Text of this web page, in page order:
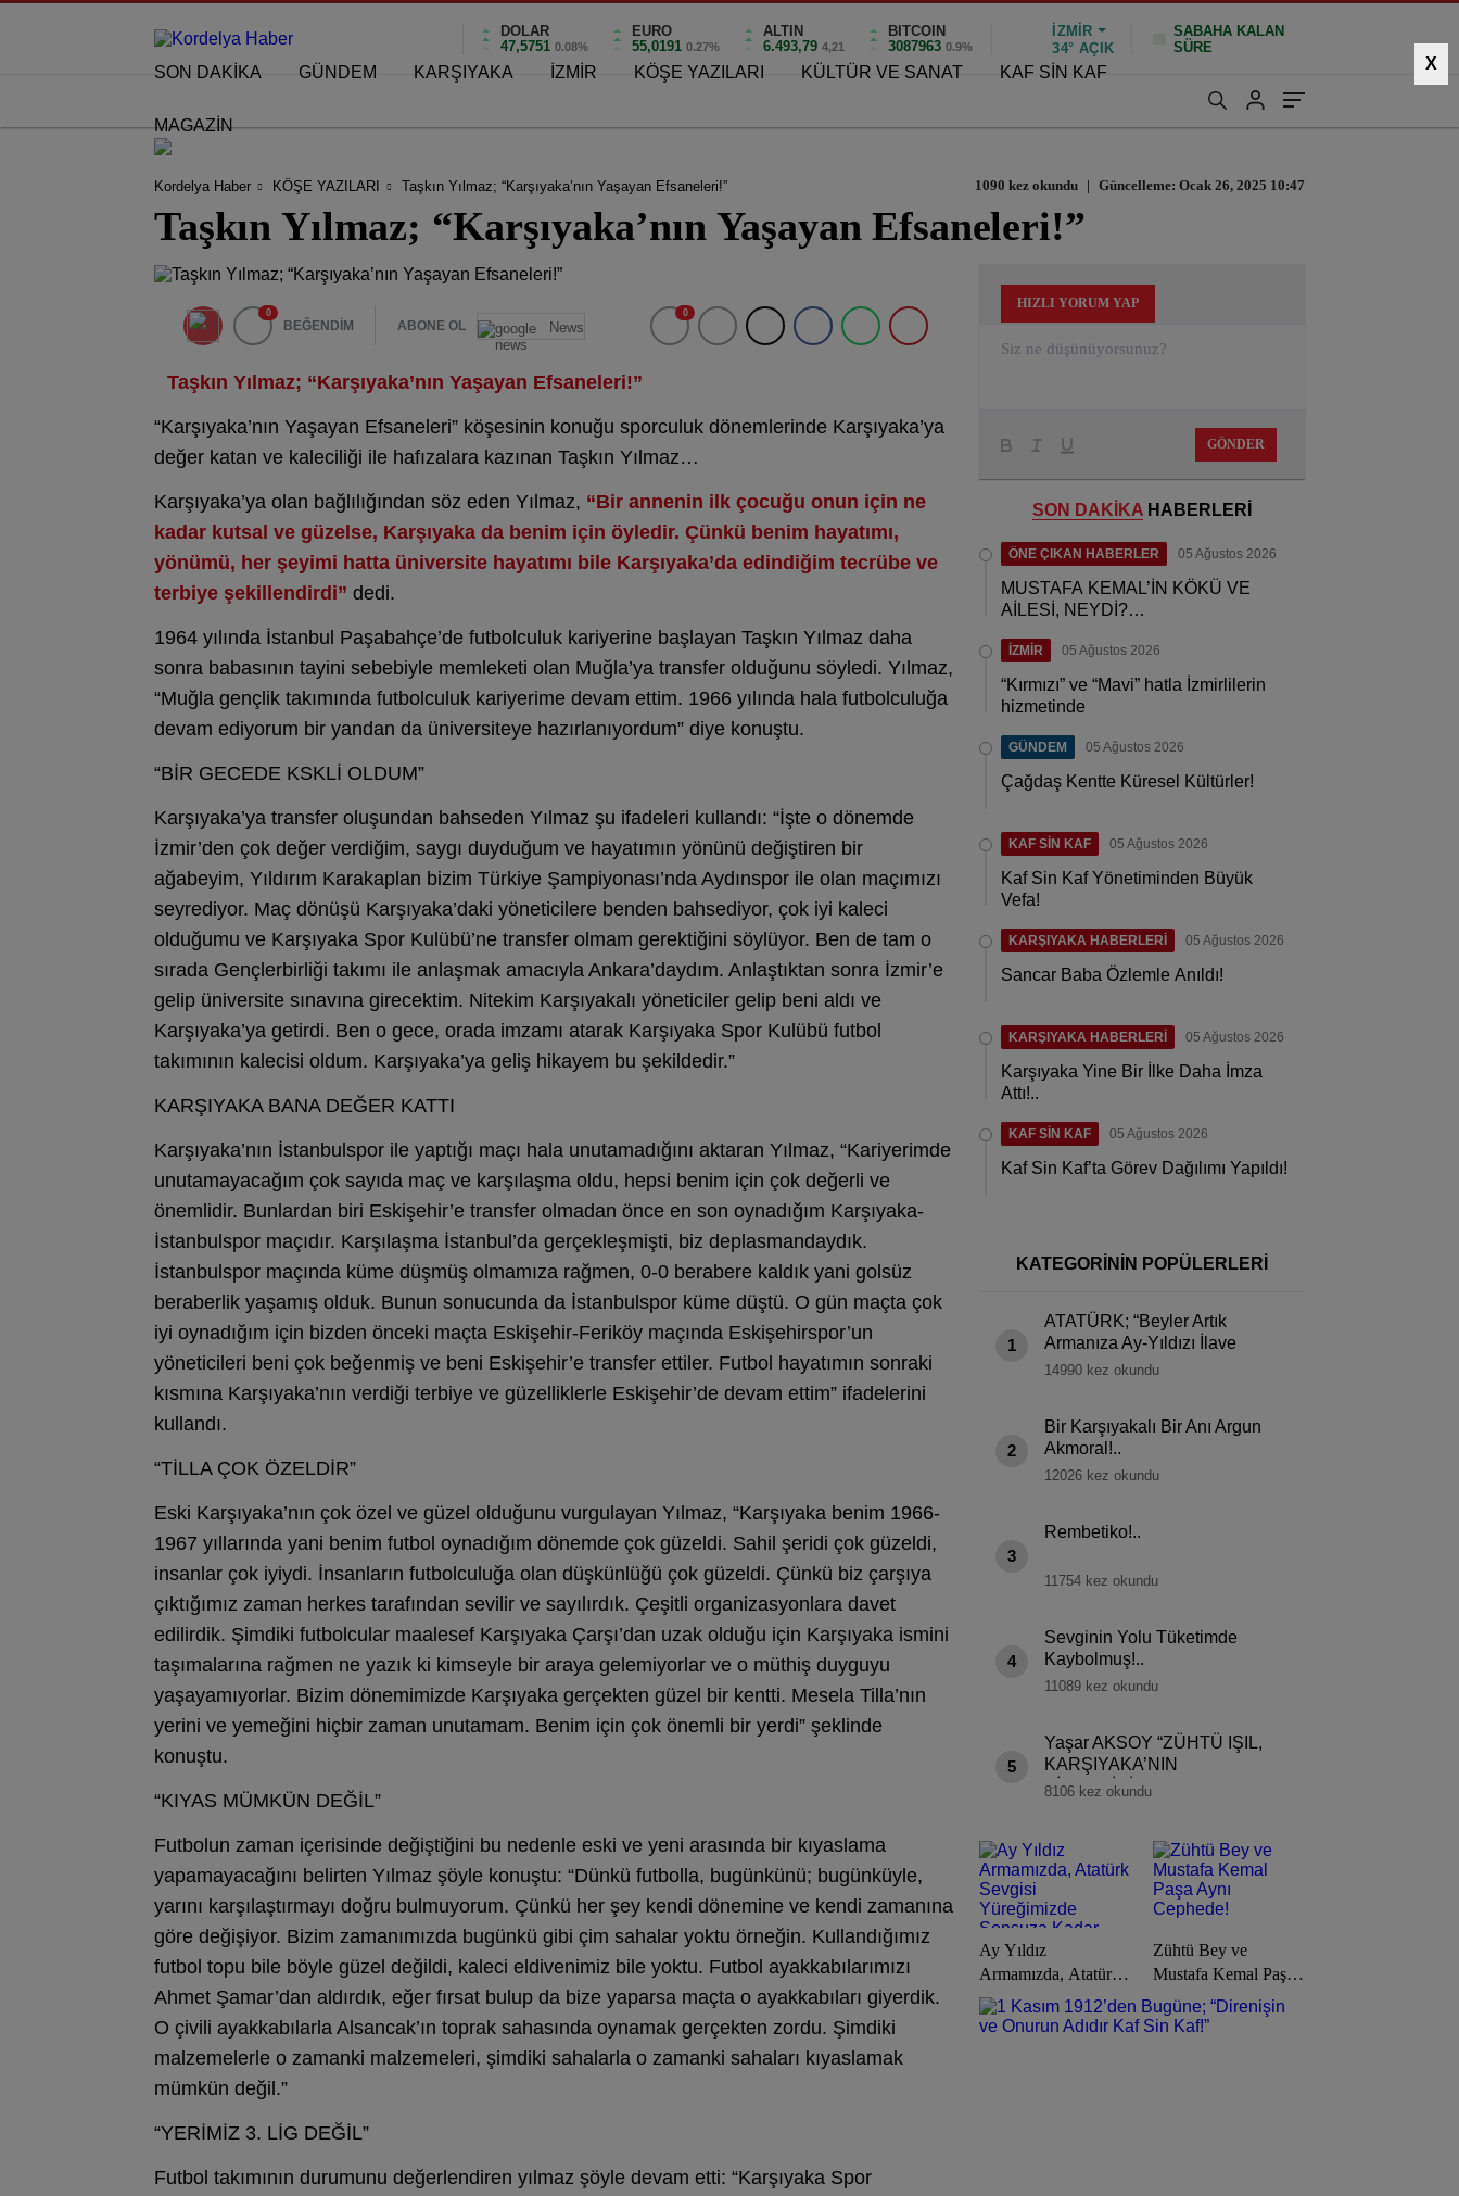
DOLAR
47,5751 0.08%
EURO
55,0191 0.27%
ALTIN
6.493,79 4,21
BITCOIN
3087963 0.9%
İZMIR
34° AÇIK
SABAHA KALAN
SÜRE
SON DAKİKA GÜNDEM KARŞIYAKA İZMİR KÖŞE YAZILARI KÜLTÜR VE SANAT KAF SİN KAF
MAGAZİN
X
Kordelya Haber KÖŞE YAZILARI Taşkın Yılmaz; “Karşıyaka’nın Yaşayan Efsaneleri!” 1090 kez okundu | Güncelleme: Ocak 26, 2025 10:47
Taşkın Yılmaz; “Karşıyaka’nın Yaşayan Efsaneleri!”
0
BEĞENDİM ABONE OL News
0
Taşkın Yılmaz; “Karşıyaka’nın Yaşayan Efsaneleri!”
“Karşıyaka’nın Yaşayan Efsaneleri” köşesinin konuğu sporculuk dönemlerinde Karşıyaka’ya
değer katan ve kaleciliği ile hafızalara kazınan Taşkın Yılmaz…
Karşıyaka’ya olan bağlılığından söz eden Yılmaz, “Bir annenin ilk çocuğu onun için ne
kadar kutsal ve güzelse, Karşıyaka da benim için öyledir. Çünkü benim hayatımı,
yönümü, her şeyimi hatta üniversite hayatımı bile Karşıyaka’da edindiğim tecrübe ve
terbiye şekillendirdi” dedi.
1964 yılında İstanbul Paşabahçe’de futbolculuk kariyerine başlayan Taşkın Yılmaz daha
sonra babasının tayini sebebiyle memleketi olan Muğla’ya transfer olduğunu söyledi. Yılmaz,
“Muğla gençlik takımında futbolculuk kariyerime devam ettim. 1966 yılında hala futbolculuğa
devam ediyorum bir yandan da üniversiteye hazırlanıyordum” diye konuştu.
“BİR GECEDE KSKLİ OLDUM”
Karşıyaka’ya transfer oluşundan bahseden Yılmaz şu ifadeleri kullandı: “İşte o dönemde
İzmir’den çok değer verdiğim, saygı duyduğum ve hayatımın yönünü değiştiren bir
ağabeyim, Yıldırım Karakaplan bizim Türkiye Şampiyonası’nda Aydınspor ile olan maçımızı
seyrediyor. Maç dönüşü Karşıyaka’daki yöneticilere benden bahsediyor, çok iyi kaleci
olduğumu ve Karşıyaka Spor Kulübü’ne transfer olmam gerektiğini söylüyor. Ben de tam o
sırada Gençlerbirliği takımı ile anlaşmak amacıyla Ankara’daydım. Anlaştıktan sonra İzmir’e
gelip üniversite sınavına girecektim. Nitekim Karşıyakalı yöneticiler gelip beni aldı ve
Karşıyaka’ya getirdi. Ben o gece, orada imzamı atarak Karşıyaka Spor Kulübü futbol
takımının kalecisi oldum. Karşıyaka’ya geliş hikayem bu şekildedir.”
KARŞIYAKA BANA DEĞER KATTI
Karşıyaka’nın İstanbulspor ile yaptığı maçı hala unutamadığını aktaran Yılmaz, “Kariyerimde
unutamayacağım çok sayıda maç ve karşılaşma oldu, hepsi benim için çok değerli ve
önemlidir. Bunlardan biri Eskişehir’e transfer olmadan önce en son oynadığım Karşıyaka-
İstanbulspor maçıdır. Karşılaşma İstanbul’da gerçekleşmişti, biz deplasmandaydık.
İstanbulspor maçında küme düşmüş olmamıza rağmen, 0-0 berabere kaldık yani golsüz
beraberlik yaşamış olduk. Bunun sonucunda da İstanbulspor küme düştü. O gün maçta çok
iyi oynadığım için bizden önceki maçta Eskişehir-Feriköy maçında Eskişehirspor’un
yöneticileri beni çok beğenmiş ve beni Eskişehir’e transfer ettiler. Futbol hayatımın sonraki
kısmına Karşıyaka’nın verdiği terbiye ve güzelliklerle Eskişehir’de devam ettim” ifadelerini
kullandı.
“TİLLA ÇOK ÖZELDİR”
Eski Karşıyaka’nın çok özel ve güzel olduğunu vurgulayan Yılmaz, “Karşıyaka benim 1966-
1967 yıllarında yani benim futbol oynadığım dönemde çok güzeldi. Sahil şeridi çok güzeldi,
insanlar çok iyiydi. İnsanların futbolculuğa olan düşkünlüğü çok güzeldi. Çünkü biz çarşıya
çıktığımız zaman herkes tarafından sevilir ve sayılırdık. Çeşitli organizasyonlara davet
edilirdik. Şimdiki futbolcular maalesef Karşıyaka Çarşı’dan uzak olduğu için Karşıyaka ismini
taşımalarına rağmen ne yazık ki kimseyle bir araya gelemiyorlar ve o müthiş duyguyu
yaşayamıyorlar. Bizim dönemimizde Karşıyaka gerçekten güzel bir kentti. Mesela Tilla’nın
yerini ve yemeğini hiçbir zaman unutamam. Benim için çok önemli bir yerdi” şeklinde
konuştu.
“KIYAS MÜMKÜN DEĞİL”
Futbolun zaman içerisinde değiştiğini bu nedenle eski ve yeni arasında bir kıyaslama
yapamayacağını belirten Yılmaz şöyle konuştu: “Dünkü futbolla, bugünkünü; bugünküyle,
yarını karşılaştırmayı doğru bulmuyorum. Çünkü her şey kendi dönemine ve kendi zamanına
göre değişiyor. Bizim zamanımızda bugünkü gibi çim sahalar yoktu örneğin. Kullandığımız
futbol topu bile böyle güzel değildi, kaleci eldivenimiz bile yoktu. Futbol ayakkabılarımızı
Ahmet Şamar’dan aldırdık, eğer fırsat bulup da bize yaparsa maçta o ayakkabıları giyerdik.
O çivili ayakkabılarla Alsancak’ın toprak sahasında oynamak gerçekten zordu. Şimdiki
malzemelerle o zamanki malzemeleri, şimdiki sahalarla o zamanki sahaları kıyaslamak
mümkün değil.”
“YERİMİZ 3. LİG DEĞİL”
Futbol takımının durumunu değerlendiren yılmaz şöyle devam etti: “Karşıyaka Spor
HIZLI YORUM YAP
GÖNDER
SON DAKİKA HABERLERİ
ÖNE ÇIKAN HABERLER 05 Ağustos 2026
MUSTAFA KEMAL’İN KÖKÜ VE
AİLESİ, NEYDİ?…
İZMİR 05 Ağustos 2026
“Kırmızı” ve “Mavi” hatla İzmirlilerin
hizmetinde
GÜNDEM 05 Ağustos 2026
Çağdaş Kentte Küresel Kültürler!
KAF SİN KAF 05 Ağustos 2026
Kaf Sin Kaf Yönetiminden Büyük
Vefa!
KARŞIYAKA HABERLERİ 05 Ağustos 2026
Sancar Baba Özlemle Anıldı!
KARŞIYAKA HABERLERİ 05 Ağustos 2026
Karşıyaka Yine Bir İlke Daha İmza
Attı!..
KAF SİN KAF 05 Ağustos 2026
Kaf Sin Kaf’ta Görev Dağılımı Yapıldı!
KATEGORİNİN POPÜLERLERİ
1
ATATÜRK; “Beyler Artık
Armanıza Ay-Yıldızı İlave
Edeceksiniz!”
14990 kez okundu
2
Bir Karşıyakalı Bir Anı Argun
Akmoral!..
12026 kez okundu
3
Rembetiko!..
11754 kez okundu
4
Sevginin Yolu Tüketimde
Kaybolmuş!..
11089 kez okundu
5
Yaşar AKSOY “ZÜHTÜ IŞIL,
KARŞIYAKA’NIN
SİMGESİDİR!”
8106 kez okundu
Ay Yıldız
Armamızda, Atatürk
Sevgisi Yüreğimizde
Sonsuza Kadar
Zühtü Bey ve
Mustafa Kemal Paşa
Aynı Cephede!